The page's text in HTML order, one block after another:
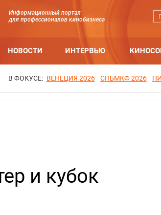
Информационный портал
для профессионалов кинобизнеса
НОВОСТИ ИНТЕРВЬЮ
В ФОКУСЕ: ВЕНЕЦИЯ 2026 СПБМКФ 2026
и кубок